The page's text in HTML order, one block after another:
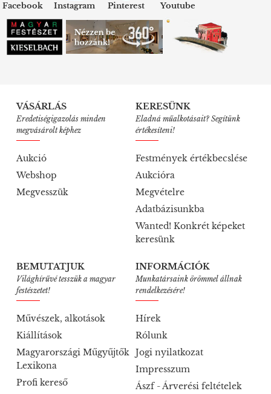
Facebook Instagram Pinterest Youtube
VÁSÁRLÁS
Eredetiségigazolás minden
megvásárolt képhez
Aukció
Webshop
Megvesszük
KERESÜNK
Eladná műalkotásait? Segítünk
értékesíteni!
Festmények értékbecslése
Aukcióra
Megvételre
Adatbázisunkba
Wanted! Konkrét képeket
keresünk
BEMUTATJUK
Világhírűvé tesszük a magyar
festészetet!
Művészek, alkotások
Kiállítások
Magyarországi Műgyűjtők
Lexikona
Profi kereső
INFORMÁCIÓK
Munkatársaink örömmel állnak
rendelkezésére!
Hírek
Rólunk
Jogi nyilatkozat
Impresszum
Ászf - Árverési feltételek